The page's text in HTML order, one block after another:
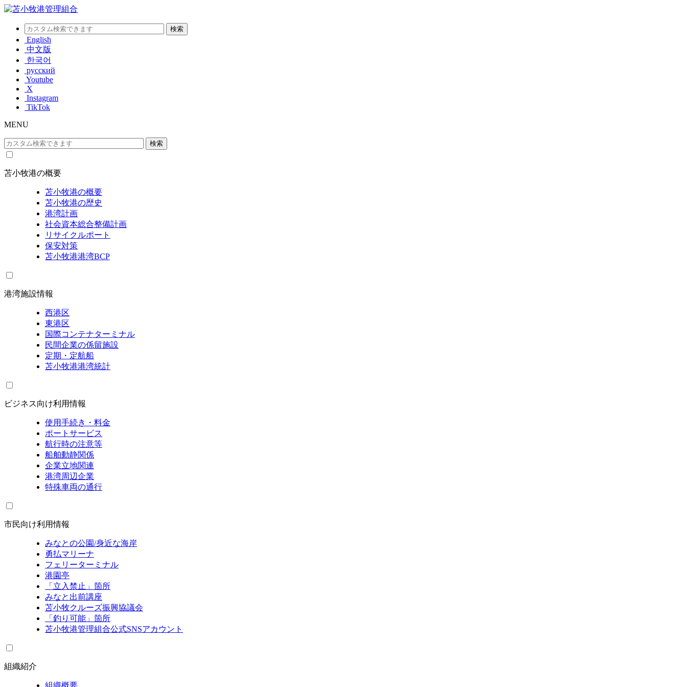
English
中文版
한국어
русский
Youtube
X
Instagram
TikTok
MENU
苫小牧港の概要
苫小牧港の概要
苫小牧港の歴史
港湾計画
社会資本総合整備計画
リサイクルポート
保安対策
苫小牧港港湾BCP
港湾施設情報
西港区
東港区
国際コンテナターミナル
民間企業の係留施設
定期・定航船
苫小牧港港湾統計
ビジネス向け利用情報
使用手続き・料金
ポートサービス
航行時の注意等
船舶動静関係
企業立地関連
港湾周辺企業
特殊車両の通行
市民向け利用情報
みなとの公園/身近な海岸
勇払マリーナ
フェリーターミナル
港園亭
「立入禁止」箇所
みなと出前講座
苫小牧クルーズ振興協議会
「釣り可能」箇所
苫小牧港管理組合公式SNSアカウント
組織紹介
組織概要